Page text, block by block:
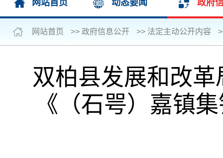
网站首页 动态要闻 政府
网站首页 >> 政府信息公开 >> 法定主动公开内容
双柏县发展和改
《（石咢）嘉镇